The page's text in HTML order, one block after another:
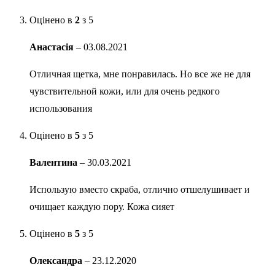
Оцінено в 2 з 5
Анастасія – 03.08.2021
Отличная щетка, мне понравилась. Но все же не для
чувствительной кожи, или для очень редкого
использования
Оцінено в 5 з 5
Валентина – 30.03.2021
Использую вместо скраба, отлично отшелушивает и
очищает каждую пору. Кожа сияет
Оцінено в 5 з 5
Олександра – 23.12.2020